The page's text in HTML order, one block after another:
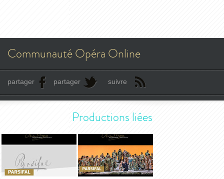
Communauté Opéra Online
partager partager suivre
Productions liées